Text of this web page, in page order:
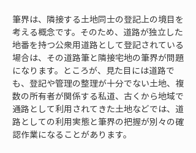
筆界は、隣接する土地同士の登記上の境目を
考える概念です。そのため、道路が独立した
地番を持つ公衆用道路として登記されている
場合は、その道路筆と隣接宅地の筆界が問題
になります。ところが、見た目には道路で
も、登記や管理の整理が十分でない土地、複
数の所有者が関係する私道、古くから地域で
通路として利用されてきた土地などでは、道
路としての利用実態と筆界の把握が別々の確
認作業になることがあります。